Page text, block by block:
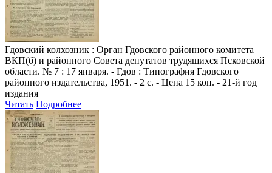
Гдовский колхозник : Орган Гдовского районного комитета
ВКП(б) и районного Совета депутатов трудящихся Псковской
области. № 7 : 17 января. - Гдов : Типография Гдовского
районного издательства, 1951. - 2 с. - Цена 15 коп. - 21-й год
издания
Читать Подробнее